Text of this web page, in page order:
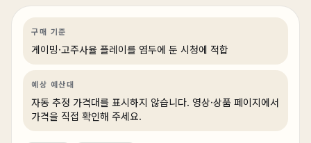
구매 기준
게이밍·고주사율 플레이를 염두에 둔 시청에 적합
예상 예산대
자동 추정 가격대를 표시하지 않습니다. 영상·상품 페이지에서
가격을 직접 확인해 주세요.